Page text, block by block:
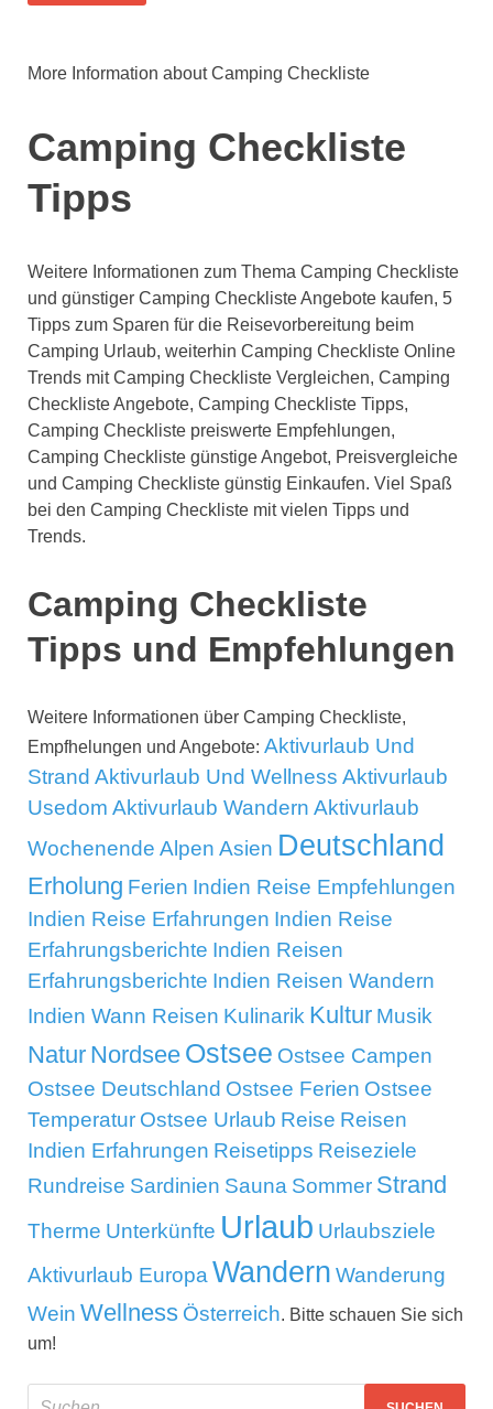
More Information about Camping Checkliste
Camping Checkliste
Tipps
Weitere Informationen zum Thema Camping Checkliste
und günstiger Camping Checkliste Angebote kaufen, 5
Tipps zum Sparen für die Reisevorbereitung beim
Camping Urlaub, weiterhin Camping Checkliste Online
Trends mit Camping Checkliste Vergleichen, Camping
Checkliste Angebote, Camping Checkliste Tipps,
Camping Checkliste preiswerte Empfehlungen,
Camping Checkliste günstige Angebot, Preisvergleiche
und Camping Checkliste günstig Einkaufen. Viel Spaß
bei den Camping Checkliste mit vielen Tipps und
Trends.
Camping Checkliste
Tipps und Empfehlungen
Weitere Informationen über Camping Checkliste,
Empfhelungen und Angebote: Aktivurlaub Und
Strand Aktivurlaub Und Wellness Aktivurlaub
Usedom Aktivurlaub Wandern Aktivurlaub
Wochenende Alpen Asien Deutschland
Erholung Ferien Indien Reise Empfehlungen
Indien Reise Erfahrungen Indien Reise
Erfahrungsberichte Indien Reisen
Erfahrungsberichte Indien Reisen Wandern
Indien Wann Reisen Kulinarik Kultur Musik
Natur Nordsee Ostsee Ostsee Campen
Ostsee Deutschland Ostsee Ferien Ostsee
Temperatur Ostsee Urlaub Reise Reisen
Indien Erfahrungen Reisetipps Reiseziele
Rundreise Sardinien Sauna Sommer Strand
Therme Unterkünfte Urlaub Urlaubsziele
Aktivurlaub Europa Wandern Wanderung
Wein Wellness Österreich. Bitte schauen Sie sich
um!